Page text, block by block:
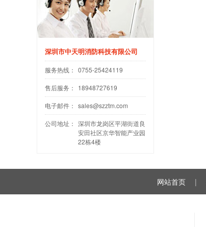
深圳市中天明消防科技有限公司
服务热线： 0755-25424119
售后服务： 18948727619
电子邮件： sales@szztm.com
公司地址： 深圳市龙岗区平湖街道良
安田社区京华智能产业园
22栋4楼
网站首页 |